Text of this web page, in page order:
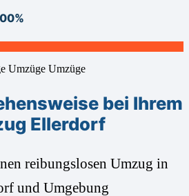
bei Ihrem
Ellerdorf
reibungslosen Umzug in
und Umgebung